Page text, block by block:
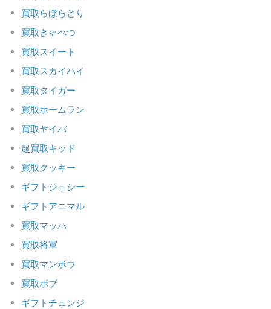
買取らぼらとり
買取きゃべつ
買取スイート
買取スカイハイ
買取タイガー
買取ホームラン
買取ヤイバ
超買取キッド
買取クッキー
ギフトジェシー
ギフトアニマル
買取マッハ
買取将軍
買取マンボウ
買取ボブ
ギフトチェンジ